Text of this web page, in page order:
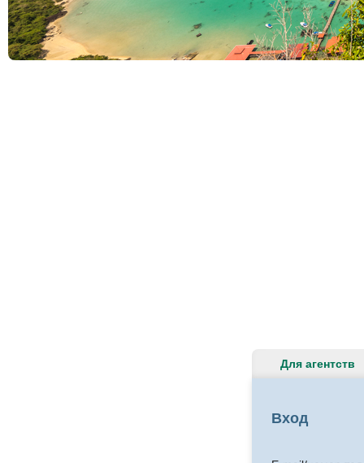
Для агентств
Вход